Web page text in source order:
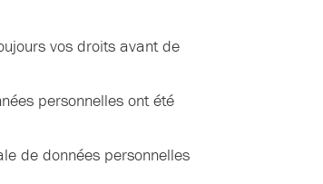
vos droits avant de
personnelles ont été
de données personnelles